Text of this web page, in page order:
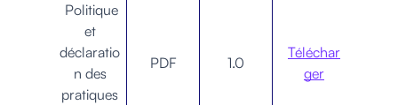
Politique
et
déclaratio
n des
pratiques
PDF 1.0
Téléchar
ger